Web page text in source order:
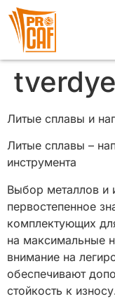
Литые сплавы и
Литые сплавы –
инструмента
Выбор металлов и
первостепенное
комплектующих
на максимальные
внимание на
обеспечивают
стойкость к